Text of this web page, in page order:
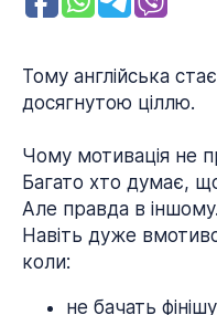
Тому англійська
досягнутою ціллю.
Чому мотивація не
Багато хто думає,
Але правда в іншому.
Навіть дуже
коли:
не бачать фінішу